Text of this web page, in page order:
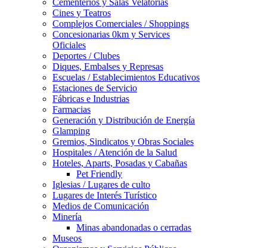
Cines y Teatros
Complejos Comerciales / Shoppings
Concesionarias 0km y Services
Oficiales
Deportes / Clubes
Diques, Embalses y Represas
Escuelas / Establecimientos Educativos
Estaciones de Servicio
Fábricas e Industrias
Farmacias
Generación y Distribución de Energía
Glamping
Gremios, Sindicatos y Obras Sociales
Hospitales / Atención de la Salud
Hoteles, Aparts, Posadas y Cabañas
Pet Friendly
Iglesias / Lugares de culto
Lugares de Interés Turístico
Medios de Comunicación
Minería
Minas abandonadas o cerradas
Museos